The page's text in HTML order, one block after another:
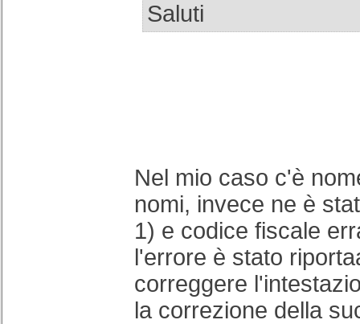
Saluti
Nel mio caso c'è
nomi, invece ne è
1) e codice fiscale
l'errore è stato
correggere
la correzione della